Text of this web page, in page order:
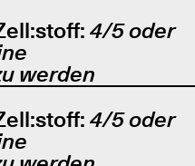
4/5 oder
werden
4/5 oder